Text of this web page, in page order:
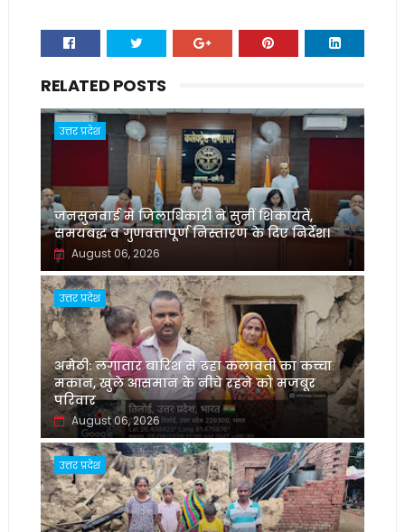
RELATED POSTS
उत्तर प्रदेश
जनसुनवाई में जिलाधिकारी ने सुनीं शिकायतें,
समयबद्ध व गुणवत्तापूर्ण निस्तारण के दिए निर्देश।
August 06, 2026
उत्तर प्रदेश
अमेठी: लगातार बारिश से ढहा कलावती का कच्चा
मकान, खुले आसमान के नीचे रहने को मजबूर
परिवार
August 06, 2026
उत्तर प्रदेश